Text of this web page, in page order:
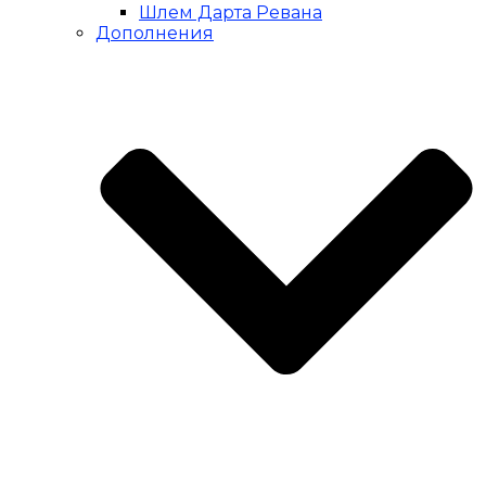
Шлем Дарта Ревана
Дополнения